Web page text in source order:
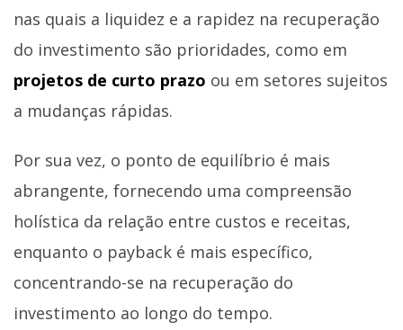
nas quais a liquidez e a rapidez na recuperação
do investimento são prioridades, como em
projetos de curto prazo ou em setores sujeitos
a mudanças rápidas.
Por sua vez, o ponto de equilíbrio é mais
abrangente, fornecendo uma compreensão
holística da relação entre custos e receitas,
enquanto o payback é mais específico,
concentrando-se na recuperação do
investimento ao longo do tempo.